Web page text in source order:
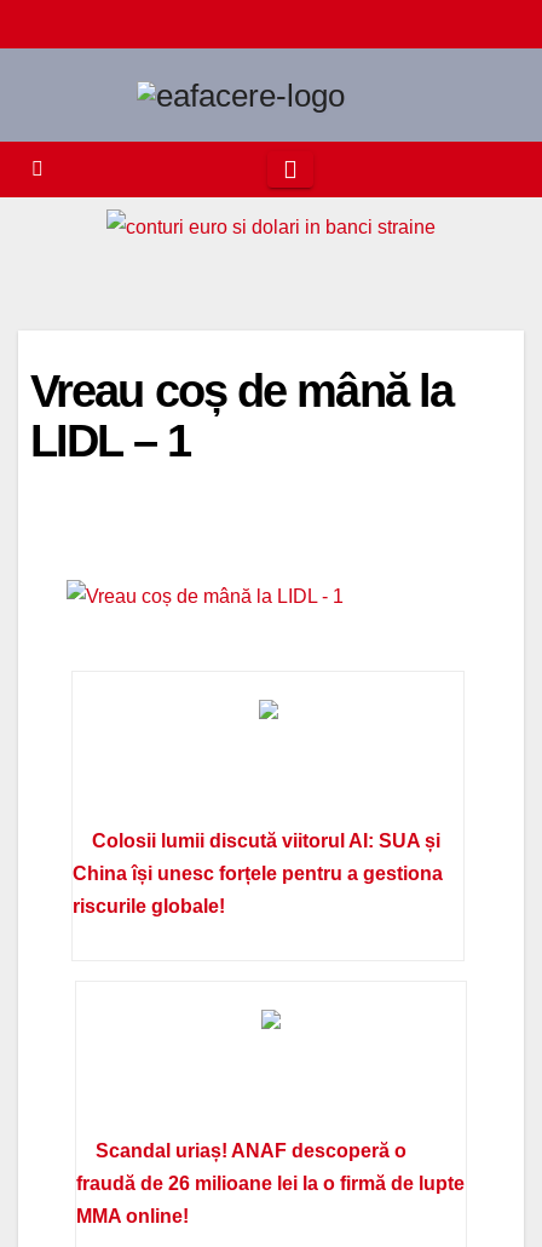
to
Vreau coș de mână la
LIDL – 1
Colosii lumii discută viitorul AI: SUA și
China își unesc forțele pentru a gestiona
riscurile globale!
Scandal uriaș! ANAF descoperă o
fraudă de 26 milioane lei la o firmă de lupte
MMA online!